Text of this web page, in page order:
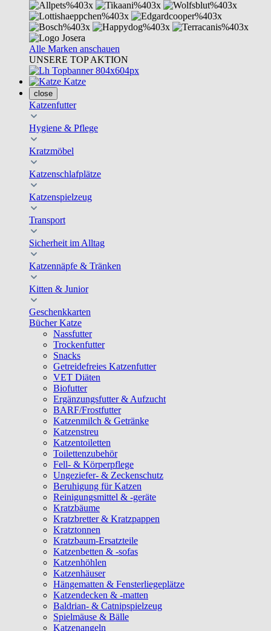
Alle Marken anschauen
UNSERE TOP AKTION
Katze
close
Katzenfutter
Hygiene & Pflege
Kratzmöbel
Katzenschlafplätze
Katzenspielzeug
Transport
Sicherheit im Alltag
Katzennäpfe & Tränken
Kitten & Junior
Geschenkkarten
Bücher Katze
Nassfutter
Trockenfutter
Snacks
Getreidefreies Katzenfutter
VET Diäten
Biofutter
Ergänzungsfutter & Aufzucht
BARF/Frostfutter
Katzenmilch & Getränke
Katzenstreu
Katzentoiletten
Toilettenzubehör
Fell- & Körperpflege
Ungeziefer- & Zeckenschutz
Beruhigung für Katzen
Reinigungsmittel & -geräte
Kratzbäume
Kratzbretter & Kratzpappen
Kratztonnen
Kratzbaum-Ersatzteile
Katzenbetten & -sofas
Katzenhöhlen
Katzenhäuser
Hängematten & Fensterliegeplätze
Katzendecken & -matten
Baldrian- & Catnipspielzeug
Spielmäuse & Bälle
Katzenangeln